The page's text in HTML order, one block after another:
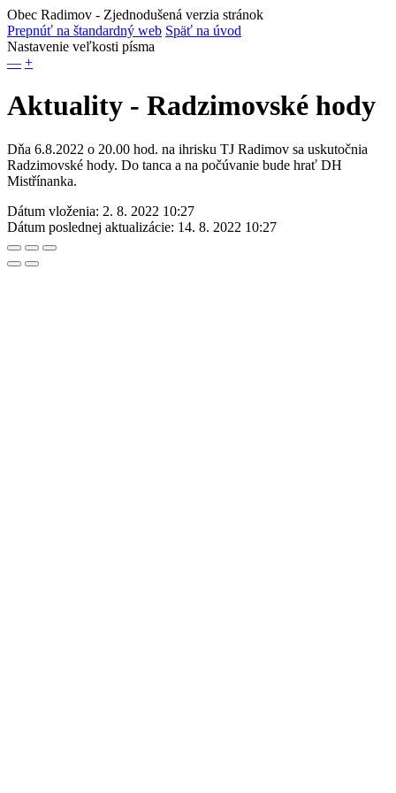
Obec Radimov - Zjednodušená verzia stránok
Prepnúť na štandardný web Späť na úvod
Nastavenie veľkosti písma
— +
Aktuality - Radzimovské hody
Dňa 6.8.2022 o 20.00 hod. na ihrisku TJ Radimov sa uskutočnia
Radzimovské hody. Do tanca a na počúvanie bude hrať DH
Mistřínanka.
Dátum vloženia: 2. 8. 2022 10:27
Dátum poslednej aktualizácie: 14. 8. 2022 10:27